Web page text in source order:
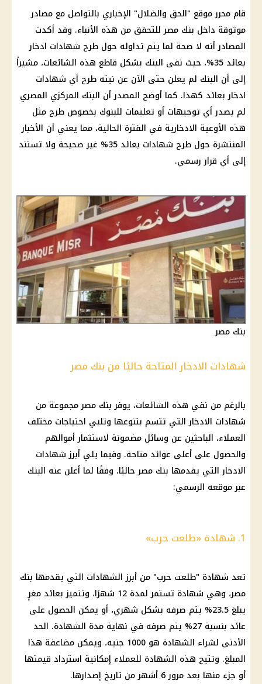
قام محرر موقع "الحق والضلال" الإخباري بالتواصل مع مصادر
موثوقة داخل بنك مصرللتحقق من هذه الأنباء. وقد أكدت
المصادر أنه لا صحة لما يتم تداوله حول طرح شهادات ادخار
بعائد 35%، حيث نفى
البنك بشكل قاطع هذه الشائعات، مشيراً
إلى أن البنك لم يعلن حتى الآن عن نيته طرح أي شهادات
ادخاربعائد كهذا. كما أوضح المصدر أن البنك المركزي المصري
لم يصدر أي توجيهات أو تعليمات للبنوك بخصوص طرح مثل
هذه الأوعية الادخارية في الفترة الحالية، مما يعني أن الأخبار
المنتشرة حول طرح شهادات بعائد 35
% غير صحيحة ولا تستند
إلى أي قراررسمي.
بنك مصر
شهادات الادخار المتاحة حاليًا من بنك مصر
بالرغم من نفي هذه الشائعات، يوفربنك مصرمجموعة من
شهادات الادخارالتي تتسم بتنوعها وتلبي احتياجات مختلف
العملاء، الباحثين عن وسائل مضمونة لاستثمار أموالهم
والحصول على أعلى عوائد متاحة. وفيما يلي أبرزشهادات
الادخارالتي يقدمها بنك مصرحاليًا، وفقًا لما أعلن عنه البنك
عبر موقعه الرسمي:
1. شهادة «طلعت حرب»
تعد شهادة "طلعت حرب" من أبرزالشهادات التي يقدمها بنك
مصر، وهي شهادة
تستمر لمدة 12 شهرًا، وتتميز بعائد مغرٍ
يبلغ 23.5% يتم صرفه بشكل شهري، أو يمكن الحصول على
عائد بنسبة 27% يتم صرفه في نهاية مدة الشهادة. الحد
الأدنى لشراء الشهادة
هو 1000 جنيه، ويمكن مضاعفة هذا
المبلغ. وتتيح هذه الشهادة للعملاء إمكانية استرداد قيمتها
أو جزء منها بعد مرور 6 أشهر من تاريخ إصدارها.